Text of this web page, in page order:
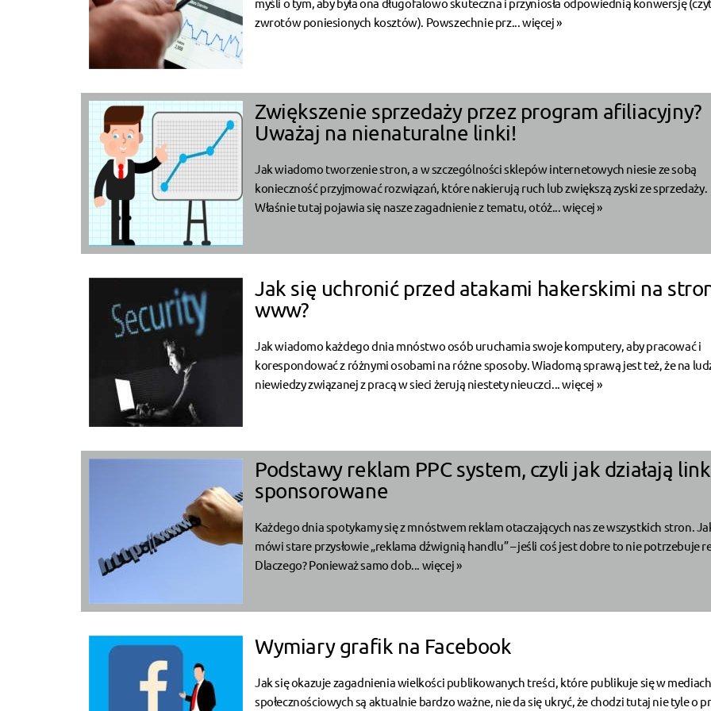
zwrotów poniesionych kosztów). Powszechnie prz...więcej »
Zwiększenie sprzedaży przez program afiliacyjny?
Uważaj na nienaturalne linki!
Jak wiadomo tworzenie stron, a w szczególności sklepów internetowych niesie ze sobą
konieczność przyjmować rozwiązań, które nakierują ruch lub zwiększą zyski ze sprzedaży.
Właśnie tutaj pojawia się nasze zagadnienie z tematu, otóż...więcej »
Jak się uchronić przed atakami hakerskimi na
www?
Jak wiadomo każdego dnia mnóstwo osób uruchamia swoje komputery, aby pracować i
korespondować z różnymi osobami na różne sposoby. Wiadomą sprawą jest też, że na
niewiedzy związanej z pracą w sieci żerują niestety nieuczci...więcej »
Podstawy reklam PPC system, czyli jak działają
sponsorowane
Każdego dnia spotykamy się z mnóstwem reklam otaczających nas ze wszystkich stron.
mówi stare przysłowie „reklama dźwignią handlu” – jeśli coś jest dobre to nie potrzebuje
Dlaczego? Ponieważ samo dob... więcej »
Wymiary grafik na Facebook
Jak się okazuje zagadnienia wielkości publikowanych treści, które publikuje się w mediach
społecznościowych są aktualnie bardzo ważne, nie da się ukryć, że chodzi tutaj nie tyle o